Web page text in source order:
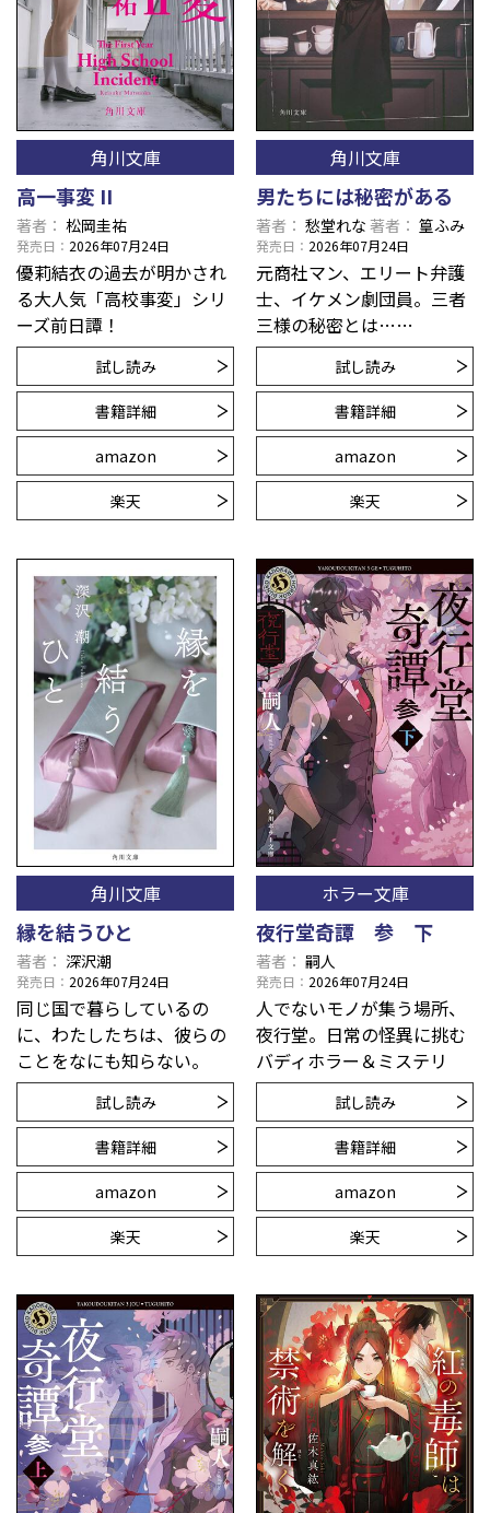
角川文庫
高一事変 II
著者 松岡圭祐
発売日 2026年07月24日
優莉結衣の過去が明かされ
る大人気「高校事変」シリ
ーズ前日譚！
試し読み
書籍詳細
amazon
楽天
角川文庫
男たちには秘密がある
著者 愁堂れな 著者 篁ふみ
発売日 2026年07月24日
元商社マン、エリート弁護
士、イケメン劇団員。三者
三様の秘密とは……
試し読み
書籍詳細
amazon
楽天
角川文庫
縁を結うひと
著者 深沢潮
発売日 2026年07月24日
同じ国で暮らしているの
に、わたしたちは、彼らの
ことをなにも知らない。
試し読み
書籍詳細
amazon
楽天
ホラー文庫
夜行堂奇譚 参 下
著者 嗣人
発売日 2026年07月24日
人でないモノが集う場所、
夜行堂。日常の怪異に挑む
バディホラー＆ミステリ
試し読み
書籍詳細
amazon
楽天